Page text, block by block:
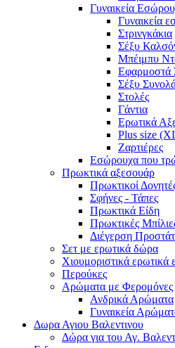
Γυναικεία
Γυναικεία
Στρινγκάκια
Σέξυ
Μπέιμπυ
Σέξυ
Στολές
Γάντια
Ερωτικά
Plus size
Ζαρτιέρες
Εσώρουχα που
Πρωκτικά αξεσουάρ
Πρωκτικοί
Σφήνες - Τάπες
Πρωκτικά Είδη
Πρωκτικές
Διέγερση
Σετ με ερωτικά δώρα
Χιουμοριστικά ερωτικά
Περούκες
Αρώματα με Φερομόνες
Ανδρικά Αρώματα
Γυναικεία
Δωρα Αγιου Βαλεντινου
Δώρα για του Αγ.